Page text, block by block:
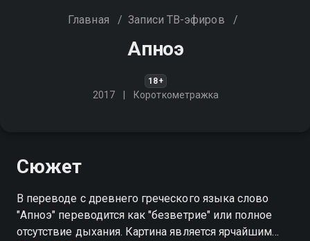
Главная / Записи ТВ-эфиров /
Апноэ
18+
2017 Короткометражка
Сюжет
В переводе с древнего греческого языка слово
"Апноэ" переводится как "безветрие" или полное
отсутствие дыхания. Картина является ярчайшим